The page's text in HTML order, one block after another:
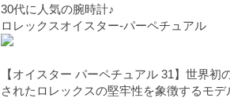
30代に人気の腕時計♪
ロレックスオイスター-パーペチュアル
【オイスター パーペチュアル 31】世界初
されたロレックスの堅牢性を象徴するモ